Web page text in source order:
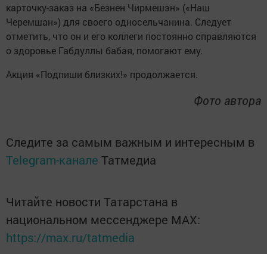
карточку-заказ на «Безнен Чирмешэн» («Наш
Черемшан») для своего односельчанина. Следует
отметить, что он и его коллеги постоянно справляются
о здоровье Габдуллы бабая, помогают ему.
Акция «Подпиши близких!» продолжается.
Фото автора
Следите за самым важным и интересным в
Telegram-канале Татмедиа
Читайте новости Татарстана в
национальном мессенджере MАХ:
https://max.ru/tatmedia